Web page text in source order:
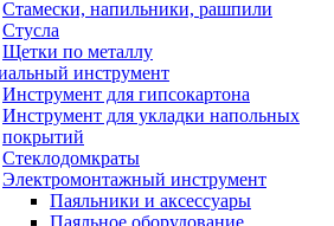
Стамески, напильники, рашпили
Стусла
Щетки по металлу
инструмент
Инструмент для гипсокартона
Инструмент для укладки напольных
покрытий
Стеклодомкраты
Электромонтажный инструмент
Паяльники и аксессуары
Паяльное оборудование